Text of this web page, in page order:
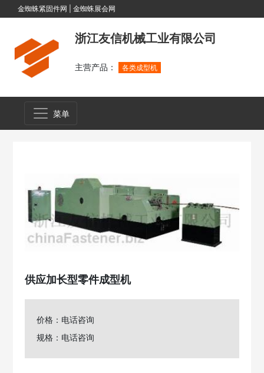
金蜘蛛紧固件网 金蜘蛛展会网
浙江友信机械工业有限公司
主营产品： 各类成型机
菜单
供应加长型零件成型机
价格：电话咨询
规格：电话咨询